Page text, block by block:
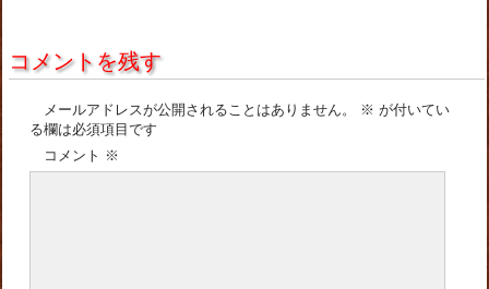
コメントを残す
メールアドレスが公開されることはありません。 ※ が付いてい
る欄は必須項目です
コメント ※